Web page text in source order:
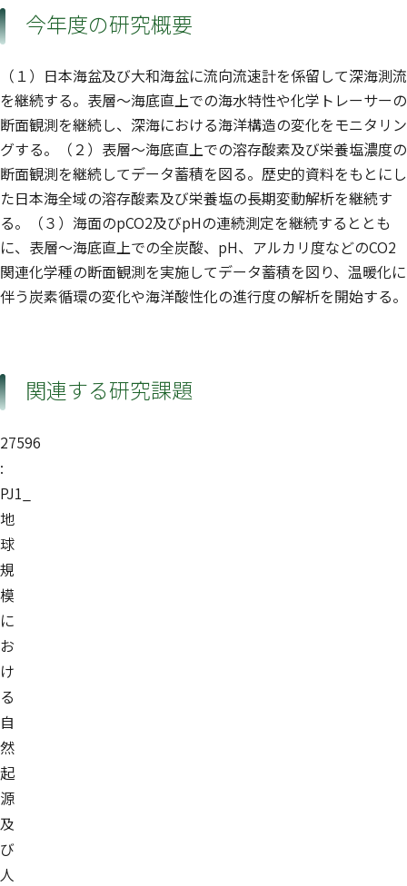
今年度の研究概要
（１）日本海盆及び大和海盆に流向流速計を係留して深海測流
を継続する。表層〜海底直上での海水特性や化学トレーサーの
断面観測を継続し、深海における海洋構造の変化をモニタリン
グする。（２）表層〜海底直上での溶存酸素及び栄養塩濃度の
断面観測を継続してデータ蓄積を図る。歴史的資料をもとにし
た日本海全域の溶存酸素及び栄養塩の長期変動解析を継続す
る。（３）海面のpCO2及びpHの連続測定を継続するととも
に、表層〜海底直上での全炭酸、pH、アルカリ度などのCO2
関連化学種の断面観測を実施してデータ蓄積を図り、温暖化に
伴う炭素循環の変化や海洋酸性化の進行度の解析を開始する。
関連する研究課題
27596
:
PJ1_
地
球
規
模
に
お
け
る
自
然
起
源
及
び
人